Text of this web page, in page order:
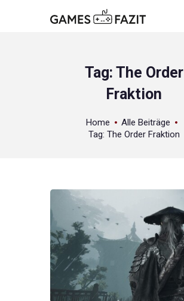
Tag: The Order
Fraktion
Home
Alle Beiträge
Tag: The Order Fraktion
GAME RELEASES